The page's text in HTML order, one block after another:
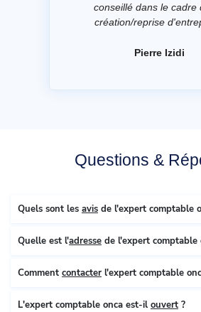
conseillé dans le cadre
création/reprise
Pierre Izidi
Questions &
Quels sont les avis de l'expert comptable
Quelle est l'adresse de l'expert comptable
Comment contacter l'expert comptable
L'expert comptable onca est-il ouvert ?